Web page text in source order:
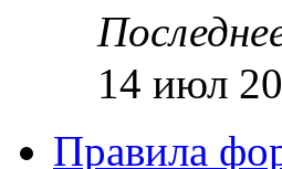
14 июл
Правила